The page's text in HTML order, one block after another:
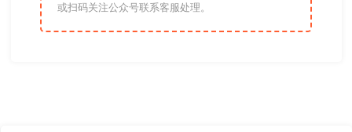
或扫码关注公众号联系客服处理。